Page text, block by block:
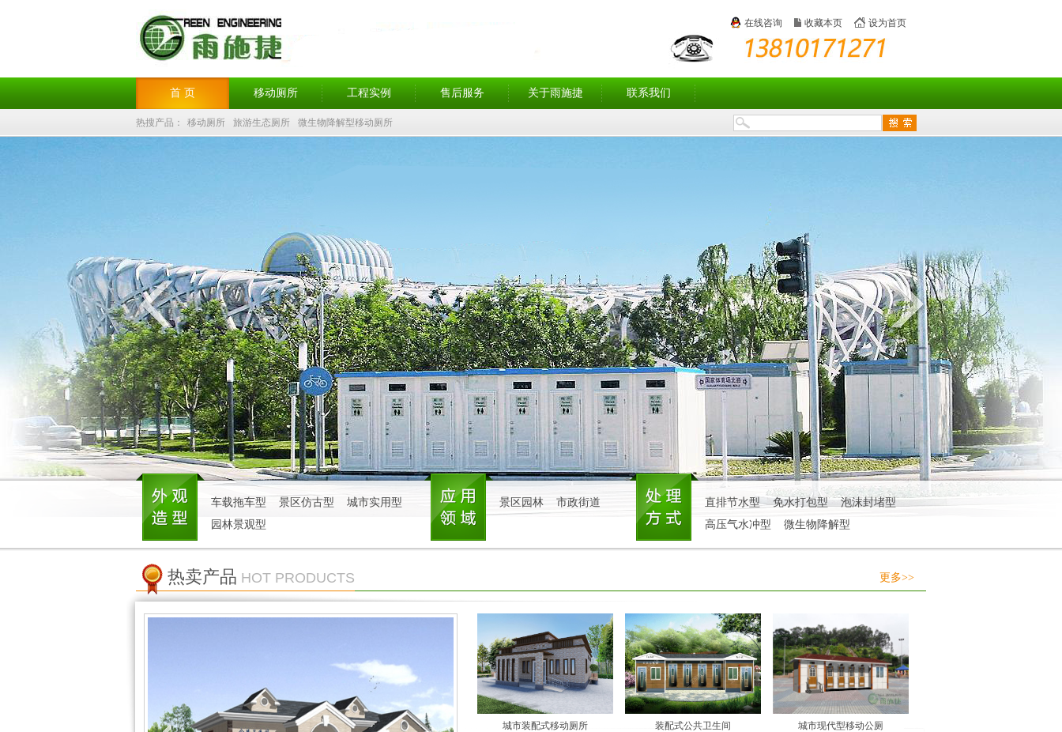
在线咨询 收藏本页 设为首页
首 页 移动厕所 工程实例 售后服务 关于雨施捷 联系我们
热搜产品： 移动厕所 旅游生态厕所 微生物降解型移动厕所
车载拖车型 景区仿古型
城市实用型
园林景观型
景区园林 市政街道 直排节水型 免水打包型
泡沫封堵型
高压气水冲型
微生物降解型
热卖产品 HOT PRODUCTS 更多>>
城市装配式移动厕所 装配式公共卫生间 城市现代型移动公厕